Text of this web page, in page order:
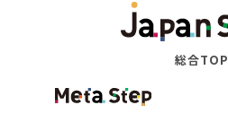
総合TOP